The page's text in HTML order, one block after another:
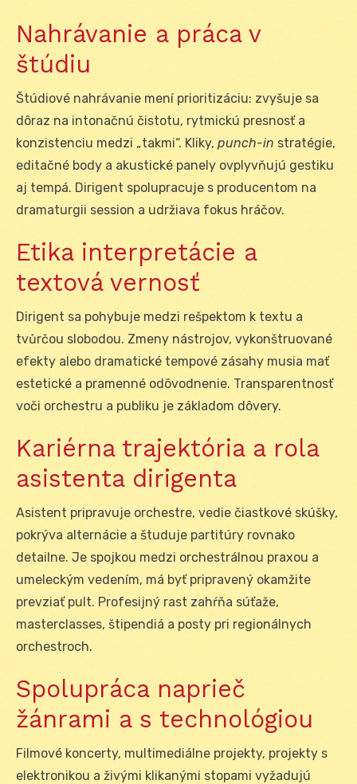
Nahrávanie a práca v
štúdiu
Štúdiové nahrávanie mení prioritizáciu: zvyšuje sa
dôraz na intonačnú čistotu, rytmickú presnosť a
konzistenciu medzi „takmi“. Kliky, punch-in stratégie,
editačné body a akustické panely ovplyvňujú gestiku
aj tempá. Dirigent spolupracuje s producentom na
dramaturgii session a udržiava fokus hráčov.
Etika interpretácie a
textová vernosť
Dirigent sa pohybuje medzi rešpektom k textu a
tvůrčou slobodou. Zmeny nástrojov, vykonštruované
efekty alebo dramatické tempové zásahy musia mať
estetické a pramenné odôvodnenie. Transparentnosť
voči orchestru a publiku je základom dôvery.
Kariérna trajektória a rola
asistenta dirigenta
Asistent pripravuje orchestre, vedie čiastkové skúšky,
pokrýva alternácie a študuje partitúry rovnako
detailne. Je spojkou medzi orchestrálnou praxou a
umeleckým vedením, má byť pripravený okamžite
prevziať pult. Profesijný rast zahŕňa súťaže,
masterclasses, štipendiá a posty pri regionálnych
orchestroch.
Spolupráca naprieč
žánrami a s technológiou
Filmové koncerty, multimediálne projekty, projekty s
elektronikou a živými klikanými stopami vyžadujú